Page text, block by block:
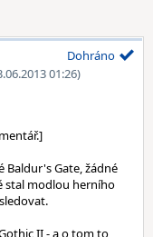
01:26)
Dohráno
Baldur's Gate, žádné
stal modlou herního
II - a o tom to